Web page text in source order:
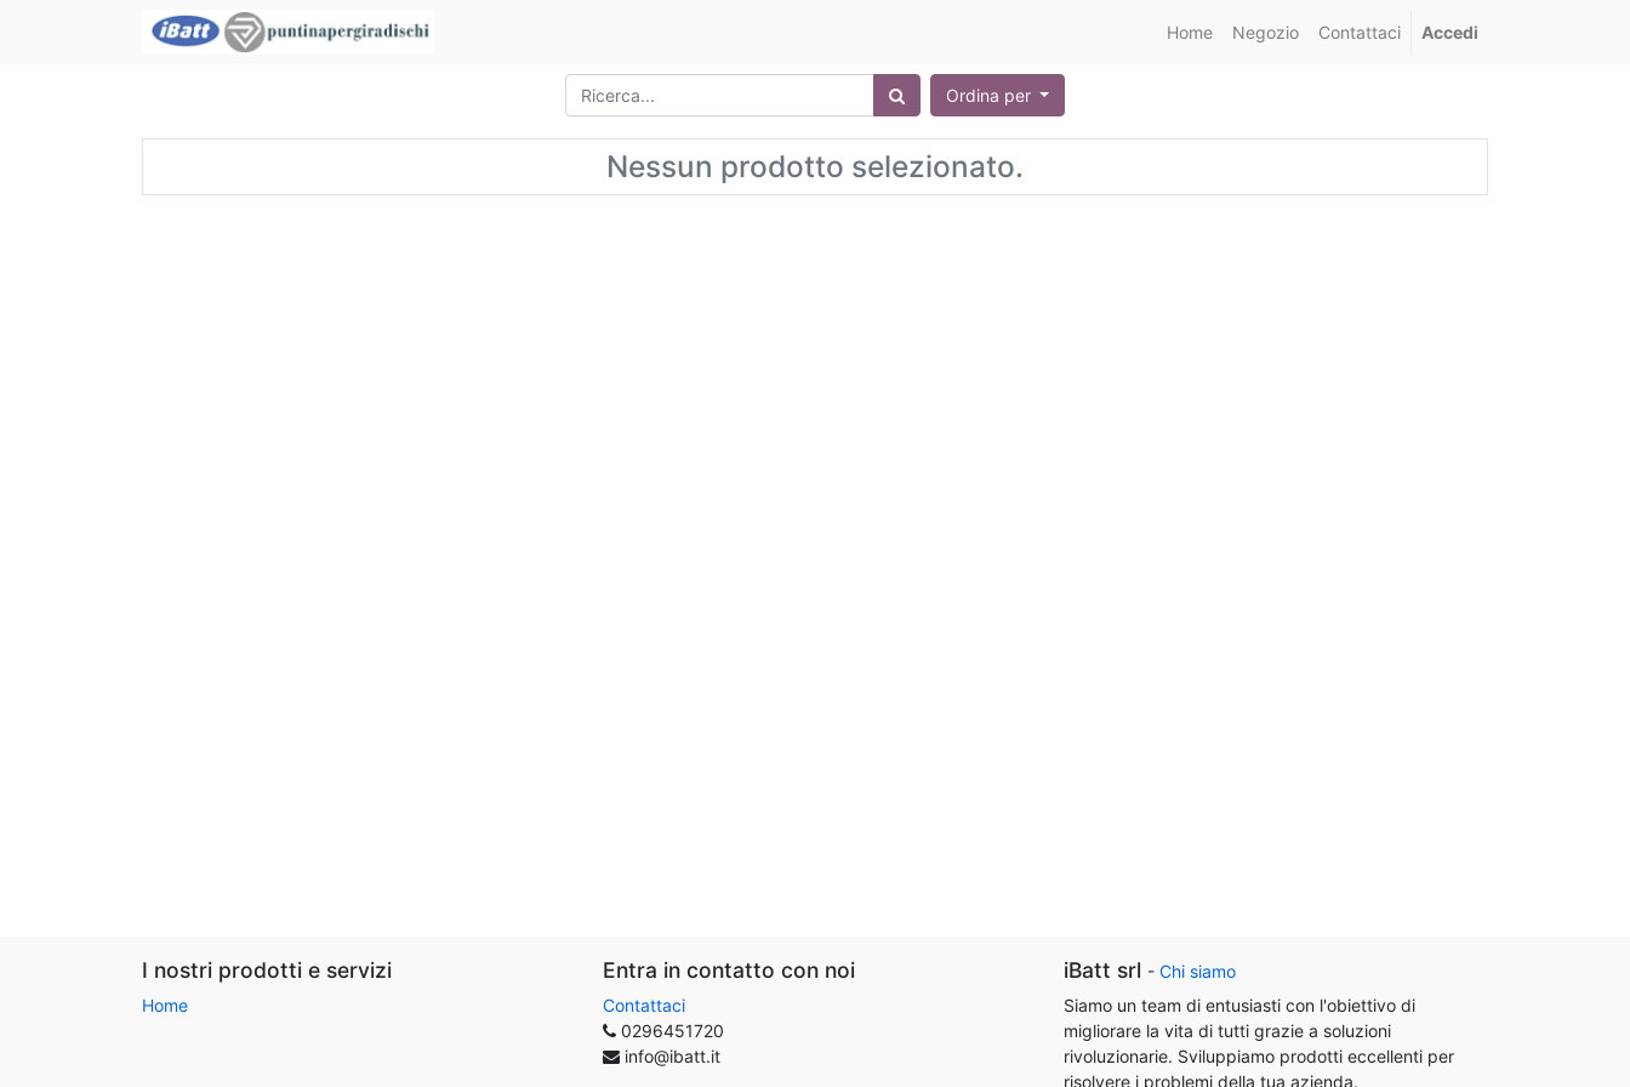
Home Negozio Contattaci Accedi
Ordina per
Nessun prodotto selezionato.
I nostri prodotti e servizi
Home
Entra in contatto con noi
Contattaci
0296451720
info@ibatt.it
iBatt srl - Chi siamo
Siamo un team di entusiasti con l'obiettivo di
migliorare la vita di tutti grazie a soluzioni
rivoluzionarie. Sviluppiamo prodotti eccellenti per
risolvere i problemi della tua azienda.